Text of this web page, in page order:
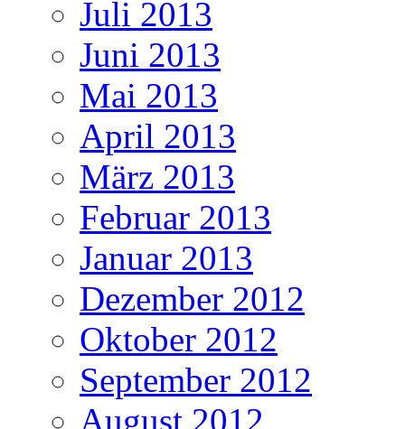
Juli 2013
Juni 2013
Mai 2013
April 2013
März 2013
Februar 2013
Januar 2013
Dezember 2012
Oktober 2012
September 2012
August 2012